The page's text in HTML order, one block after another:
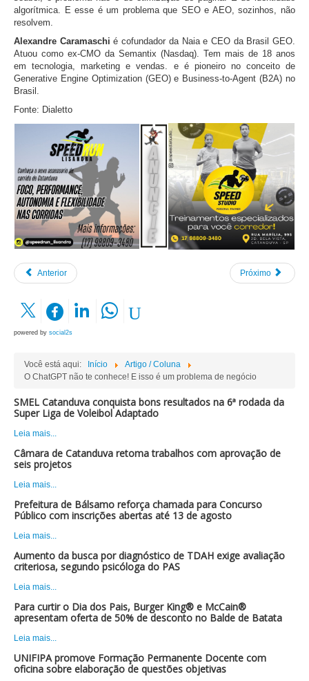
algorítmica. E esse é um problema que SEO e AEO, sozinhos, não
resolvem.
Alexandre Caramaschi é cofundador da Naia e CEO da Brasil GEO.
Atuou como ex-CMO da Semantix (Nasdaq). Tem mais de 18 anos
em tecnologia, marketing e vendas. e é pioneiro no conceito de
Generative Engine Optimization (GEO) e Business-to-Agent (B2A) no
Brasil.
Fonte: Dialetto
Anterior Próximo
powered by social2s
Você está aqui: Início
Artigo / Coluna
O ChatGPT não te conhece! E isso é um problema de negócio
SMEL Catanduva conquista bons resultados na 6ª rodada da
Super Liga de Voleibol Adaptado
Leia mais...
Câmara de Catanduva retoma trabalhos com aprovação de
seis projetos
Leia mais...
Prefeitura de Bálsamo reforça chamada para Concurso
Público com inscrições abertas até 13 de agosto
Leia mais...
Aumento da busca por diagnóstico de TDAH exige avaliação
criteriosa, segundo psicóloga do PAS
Leia mais...
Para curtir o Dia dos Pais, Burger King® e McCain®
apresentam oferta de 50% de desconto no Balde de Batata
Leia mais...
UNIFIPA promove Formação Permanente Docente com
oficina sobre elaboração de questões objetivas